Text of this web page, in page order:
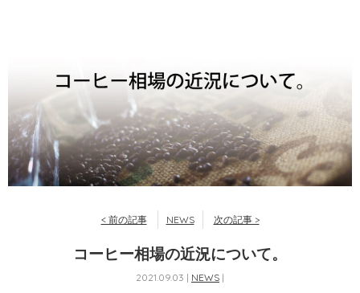
< 前の記事 NEWS 次の記事 >
コーヒー相場の近況について。
2021.09.03 | NEWS |